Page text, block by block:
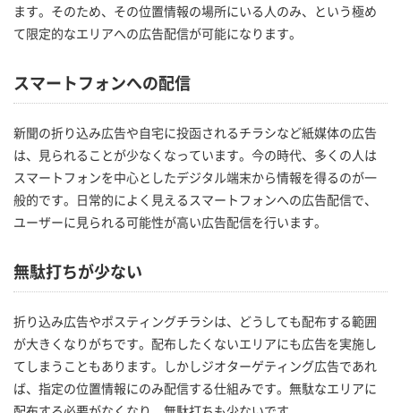
ます。そのため、その位置情報の場所にいる人のみ、という極め
て限定的なエリアへの広告配信が可能になります。
スマートフォンへの配信
新聞の折り込み広告や自宅に投函されるチラシなど紙媒体の広告
は、見られることが少なくなっています。今の時代、多くの人は
スマートフォンを中心としたデジタル端末から情報を得るのが一
般的です。日常的によく見えるスマートフォンへの広告配信で、
ユーザーに見られる可能性が高い広告配信を行います。
無駄打ちが少ない
折り込み広告やポスティングチラシは、どうしても配布する範囲
が大きくなりがちです。配布したくないエリアにも広告を実施し
てしまうこともあります。しかしジオターゲティング広告であれ
ば、指定の位置情報にのみ配信する仕組みです。無駄なエリアに